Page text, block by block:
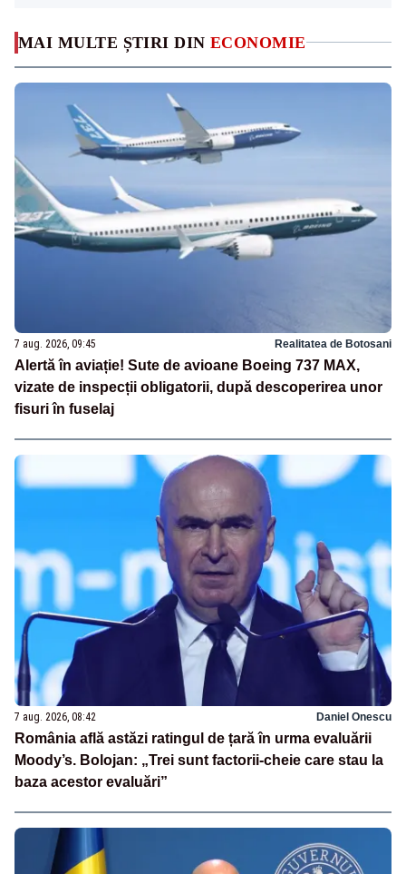
MAI MULTE ȘTIRI DIN ECONOMIE
7 aug. 2026, 09:45 Realitatea de Botosani
Alertă în aviație! Sute de avioane Boeing 737 MAX,
vizate de inspecții obligatorii, după descoperirea unor
fisuri în fuselaj
7 aug. 2026, 08:42 Daniel Onescu
România află astăzi ratingul de țară în urma evaluării
Moody’s. Bolojan: „Trei sunt factorii-cheie care stau la
baza acestor evaluări”